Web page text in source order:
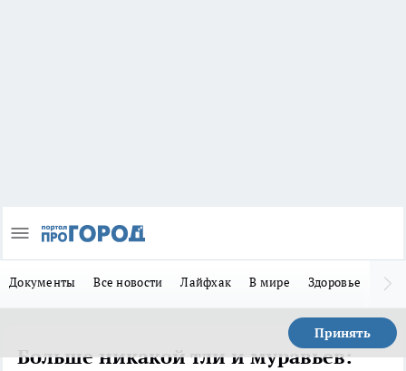
Документы Все новости Лайфхак В мире Здоровье
Принять
Больше никакой тли и муравьев: